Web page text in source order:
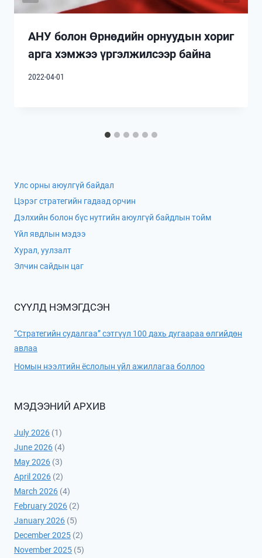
АНУ болон Өрнөдийн орнуудын хориг
арга хэмжээ үргэлжилсээр байна
2022-04-01
Улс орны аюулгүй байдал
Цэрэг стратегийн гадаад орчин
Дэлхийн болон бүс нутгийн аюулгүй байдлын тойм
Үйл явдлын мэдээ
Хурал, уулзалт
Элчин сайдын цаг
СҮҮЛД НЭМЭГДСЭН
“Стратегийн судалгаа” сэтгүүл 100 дахь дугаараа өлгийдөн
авлаа
Номын нээлтийн ёслолын үйл ажиллагаа боллоо
МЭДЭЭНИЙ АРХИВ
July 2026 (1)
June 2026 (4)
May 2026 (3)
April 2026 (2)
March 2026 (4)
February 2026 (2)
January 2026 (5)
December 2025 (2)
November 2025 (5)